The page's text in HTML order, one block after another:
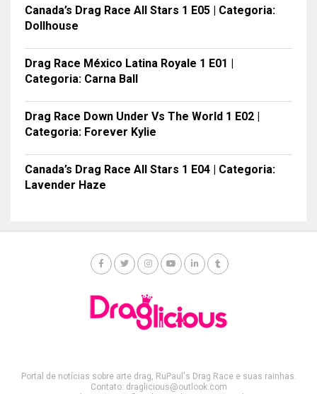
Canada’s Drag Race All Stars 1 E05 | Categoria:
Dollhouse
Drag Race México Latina Royale 1 E01 |
Categoria: Carna Ball
Drag Race Down Under Vs The World 1 E02 |
Categoria: Forever Kylie
Canada’s Drag Race All Stars 1 E04 | Categoria:
Lavender Haze
Portal de notícias sobre arte drag, RuPaul's Drag Race e suas rainhas.
Contato: draglicious@outlook.com